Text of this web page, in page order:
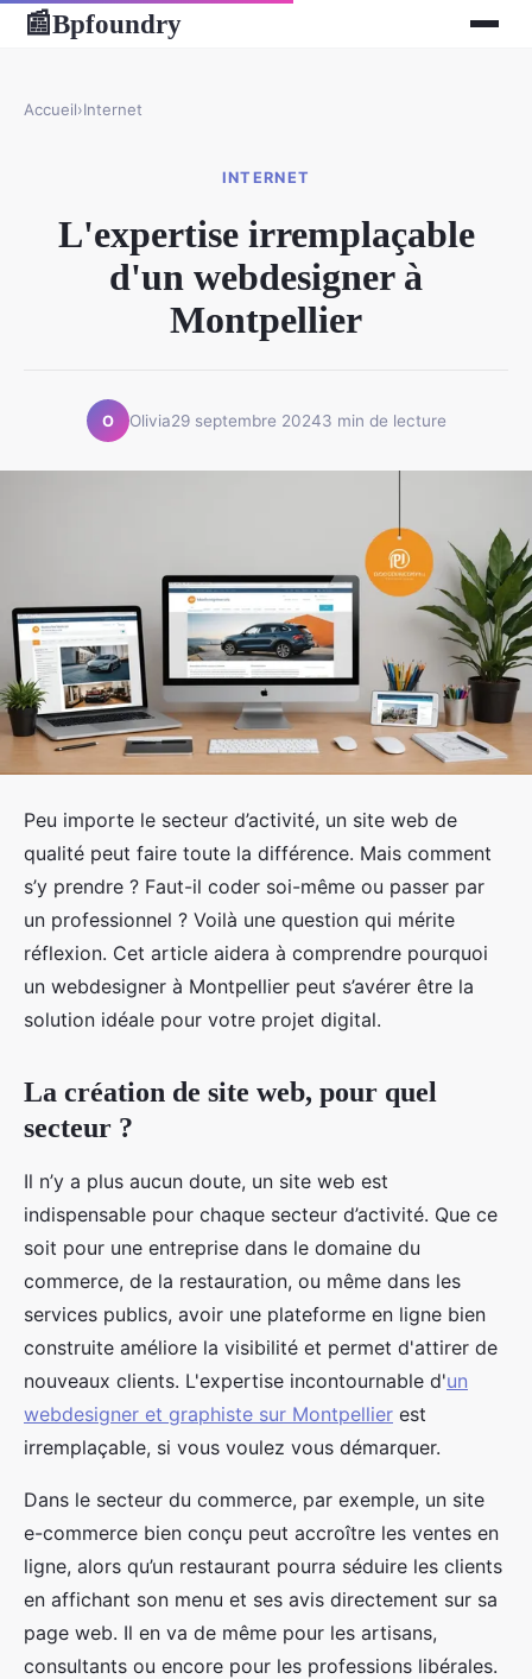
📰Bpfoundry
Accueil›Internet
INTERNET
L'expertise irremplaçable
d'un webdesigner à
Montpellier
O Olivia29 septembre 20243 min de lecture
Peu importe le secteur d’activité, un site web de
qualité peut faire toute la différence. Mais comment
s’y prendre ? Faut-il coder soi-même ou passer par
un professionnel ? Voilà une question qui mérite
réflexion. Cet article aidera à comprendre pourquoi
un webdesigner à Montpellier peut s’avérer être la
solution idéale pour votre projet digital.
La création de site web, pour quel
secteur ?
Il n’y a plus aucun doute, un site web est
indispensable pour chaque secteur d’activité. Que ce
soit pour une entreprise dans le domaine du
commerce, de la restauration, ou même dans les
services publics, avoir une plateforme en ligne bien
construite améliore la visibilité et permet d'attirer de
nouveaux clients. L'expertise incontournable d'un
webdesigner et graphiste sur Montpellier est
irremplaçable, si vous voulez vous démarquer.
Dans le secteur du commerce, par exemple, un site
e-commerce bien conçu peut accroître les ventes en
ligne, alors qu’un restaurant pourra séduire les clients
en affichant son menu et ses avis directement sur sa
page web. Il en va de même pour les artisans,
consultants ou encore pour les professions libérales.